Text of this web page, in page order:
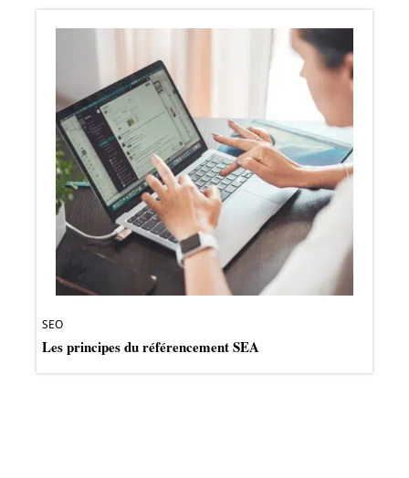
SEO
Les principes du référencement SEA